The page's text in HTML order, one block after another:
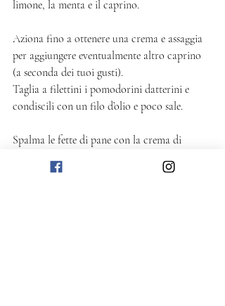
limone, la menta e il caprino.
Aziona fino a ottenere una crema e assaggia
per aggiungere eventualmente altro caprino
(a seconda dei tuoi gusti).
Taglia a filettini i pomodorini datterini e
condiscili con un filo d’olio e poco sale.
Spalma le fette di pane con la crema di
piacere con un filo d’olio e qualche fetta di